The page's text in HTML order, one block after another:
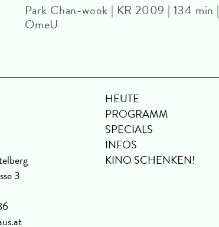
Park Chan-wook | KR 2009 | 134 min |
OmeU
3
HEUTE
PROGRAMM
SPECIALS
INFOS
KINO SCHENKEN!